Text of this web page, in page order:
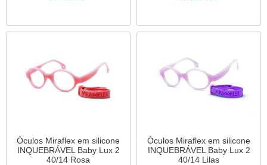
Óculos Miraflex em silicone
INQUEBRÁVEL Baby Lux 2
40/14 Rosa
Óculos Miraflex em silicone
INQUEBRÁVEL Baby Lux 2
40/14 Lilas